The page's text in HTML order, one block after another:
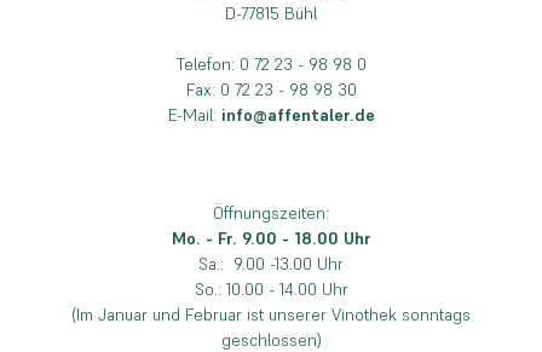
D-77815 Bühl
Telefon: 0 72 23 - 98 98 0
Fax: 0 72 23 - 98 98 30
E-Mail: info@affentaler.de
Öffnungszeiten:
Mo. - Fr. 9.00 - 18.00 Uhr
Sa.: 9.00 -13.00 Uhr
So.: 10.00 - 14.00 Uhr
(Im Januar und Februar ist unserer Vinothek sonntags
geschlossen)